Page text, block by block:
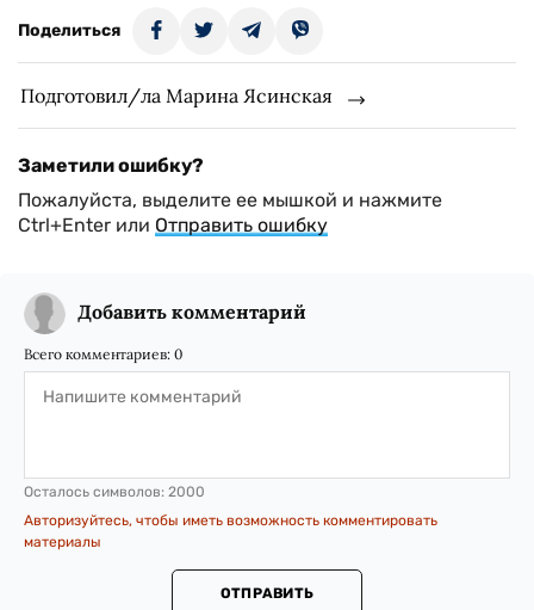
Поделиться
Подготовил/ла Марина Ясинская
Заметили ошибку?
Пожалуйста, выделите ее мышкой и нажмите
Ctrl+Enter или Отправить ошибку
Добавить комментарий
Всего комментариев: 0
Осталось символов: 2000
Авторизуйтесь, чтобы иметь возможность комментировать
материалы
ОТПРАВИТЬ